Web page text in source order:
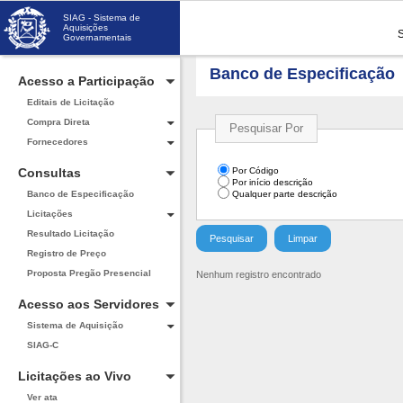
SIAG - Sistema de
Aquisições
Governamentais
Acesso a Participação
Editais de Licitação
Compra Direta
Fornecedores
Consultas
Banco de Especificação
Licitações
Resultado Licitação
Registro de Preço
Proposta Pregão Presencial
Acesso aos Servidores
Sistema de Aquisição
SIAG-C
Licitações ao Vivo
Ver ata
Banco de Especificação
Pesquisar Por
Por Código
Por início descrição
Qualquer parte descrição
Nenhum registro encontrado